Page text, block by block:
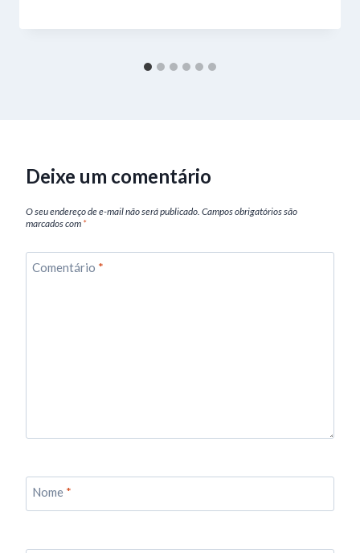
Deixe um comentário
O seu endereço de e-mail não será publicado. Campos obrigatórios são
marcados com *
Comentário *
Nome *